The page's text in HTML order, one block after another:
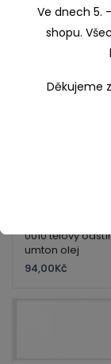
Umton “A”
979,00Kč
0010 tělový
umton olej
94,00Kč
Ve dnech 5.
shopu.
Děkujeme